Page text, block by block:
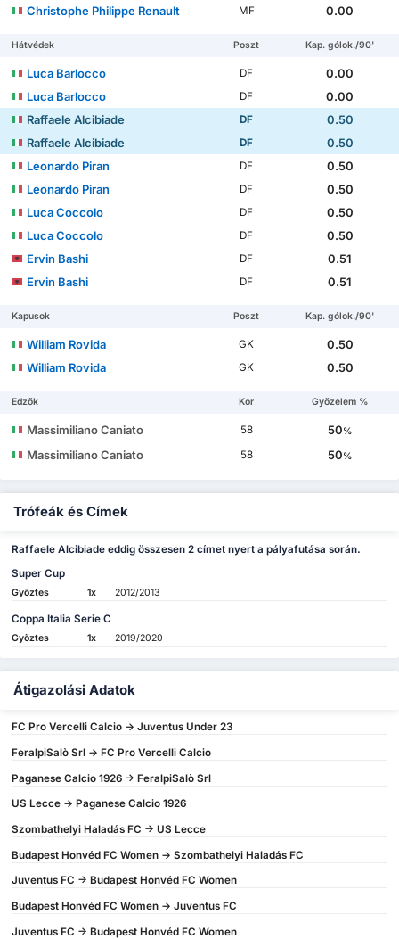
Christophe Philippe Renault
MF 0.00
Hátvédek Poszt Kap. gólok./90'
Luca Barlocco DF
0.00
Luca Barlocco
DF
0.00
Raffaele Alcibiade
DF
0.50
Raffaele Alcibiade
DF
0.50
Leonardo Piran
DF
0.50
Leonardo Piran
DF
0.50
Luca Coccolo
DF
0.50
Luca Coccolo
DF
0.50
Ervin Bashi
DF
0.51
Ervin Bashi
DF 0.51
Kapusok Poszt Kap. gólok./90'
William Rovida GK
0.50
William Rovida
GK 0.50
Edzők Kor Győzelem %
Massimiliano Caniato 58 50%
Massimiliano Caniato 58 50%
Trófeák és Címek
Raffaele Alcibiade eddig összesen 2 címet nyert a pályafutása során.
Super Cup
Győztes 1x 2012/2013
Coppa Italia Serie C
Győztes 1x 2019/2020
Átigazolási Adatok
FC Pro Vercelli Calcio -> Juventus Under 23
FeralpiSalò Srl -> FC Pro Vercelli Calcio
Paganese Calcio 1926 -> FeralpiSalò Srl
US Lecce -> Paganese Calcio 1926
Szombathelyi Haladás FC -> US Lecce
Budapest Honvéd FC Women -> Szombathelyi Haladás FC
Juventus FC -> Budapest Honvéd FC Women
Budapest Honvéd FC Women -> Juventus FC
Juventus FC -> Budapest Honvéd FC Women